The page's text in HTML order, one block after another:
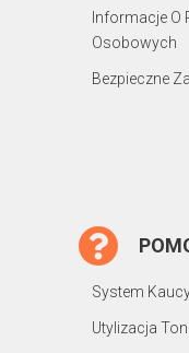
Informacje O
Osobowych
Bezpieczne
System
Utylizacja